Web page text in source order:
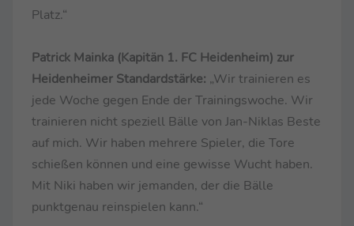
Platz.“
Patrick Mainka (Kapitän 1. FC Heidenheim) zur
Heidenheimer Standardstärke: „Wir trainieren es
jede Woche gegen Ende der Trainingswoche. Wir
trainieren nicht speziell Bälle von Jan-Niklas Beste
auf mich. Wir haben mehrere Spieler, die Tore
schießen können und eine gewisse Wucht haben.
Mit Niki haben wir jemanden, der die Bälle
punktgenau reinspielen kann.“